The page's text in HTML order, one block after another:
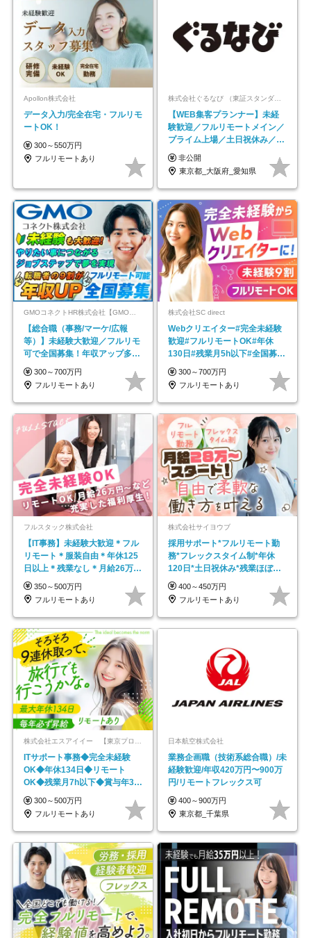
Apollon株式会社
データ入力/完全在宅・フルリモ
ートOK！
300～550万円
フルリモートあり
株式会社ぐるなび （東証スタンダード上場）
【WEB集客プランナー】未経
験歓迎／フルリモートメイン／
プライム上場／土日祝休み／東
京・大阪・名古屋
非公開
東京都_大阪府_愛知県
GMOコネクトHR株式会社【GMOインターネットグループ】
【総合職（事務/マーケ/広報
等）】未経験大歓迎／フルリモ
可で全国募集！年収アップ多数
★年休最大130日★
300～700万円
フルリモートあり
株式会社SC direct
Webクリエイター#完全未経験
歓迎#フルリモートOK#年休
130日#残業月5h以下#全国募集
#最大1年の研修
300～700万円
フルリモートあり
フルスタック株式会社
【IT事務】未経験大歓迎＊フル
リモート＊服装自由＊年休125
日以上＊残業なし＊月給26万円
以上
350～500万円
フルリモートあり
株式会社サイヨウブ
採用サポート*フルリモート勤
務*フレックスタイム制*年休
120日*土日祝休み*残業ほぼな
し*育児中社員8割以上
400～450万円
フルリモートあり
株式会社エスアイイー 【東京プロマーケット上場】
ITサポート事務◆完全未経験
OK◆年休134日◆リモート
OK◆残業月7h以下◆賞与年3回
◆5年目まで必ず昇給
300～500万円
フルリモートあり
日本航空株式会社
業務企画職（技術系総合職）/未
経験歓迎/年収420万円〜900万
円/リモートフレックス可
400～900万円
東京都_千葉県